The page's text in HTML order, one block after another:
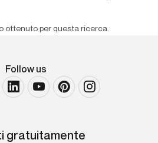
ottenuto per questa ricerca.
Follow us
gratuitamente